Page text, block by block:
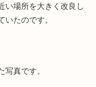
い場所を大きく改良し
いたのです。
写真です。